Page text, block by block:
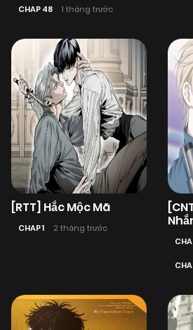
CHAP 48 1 tháng trước
[RTT] Hắc Mộc Mã
CHAP 1 2 tháng trước